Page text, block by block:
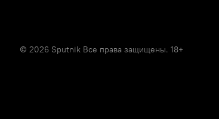
© 2026 Sputnik Все права защищены. 18+